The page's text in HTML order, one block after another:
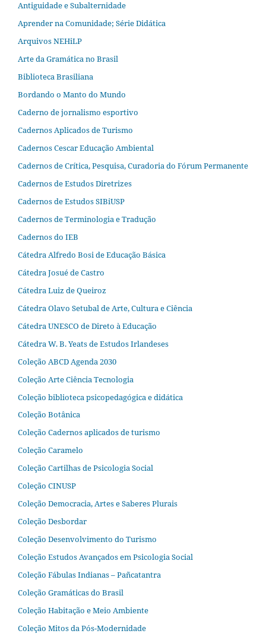
Antiguidade e Subalternidade
Aprender na Comunidade; Série Didática
Arquivos NEHiLP
Arte da Gramática no Brasil
Biblioteca Brasiliana
Bordando o Manto do Mundo
Caderno de jornalismo esportivo
Cadernos Aplicados de Turismo
Cadernos Cescar Educação Ambiental
Cadernos de Crítica, Pesquisa, Curadoria do Fórum Permanente
Cadernos de Estudos Diretrizes
Cadernos de Estudos SIBiUSP
Cadernos de Terminologia e Tradução
Cadernos do IEB
Cátedra Alfredo Bosi de Educação Básica
Cátedra Josué de Castro
Cátedra Luiz de Queiroz
Cátedra Olavo Setubal de Arte, Cultura e Ciência
Cátedra UNESCO de Direto à Educação
Cátedra W. B. Yeats de Estudos Irlandeses
Coleção ABCD Agenda 2030
Coleção Arte Ciência Tecnologia
Coleção biblioteca psicopedagógica e didática
Coleção Botânica
Coleção Cadernos aplicados de turismo
Coleção Caramelo
Coleção Cartilhas de Psicologia Social
Coleção CINUSP
Coleção Democracia, Artes e Saberes Plurais
Coleção Desbordar
Coleção Desenvolvimento do Turismo
Coleção Estudos Avançados em Psicologia Social
Coleção Fábulas Indianas – Pañcatantra
Coleção Gramáticas do Brasil
Coleção Habitação e Meio Ambiente
Coleção Mitos da Pós-Modernidade